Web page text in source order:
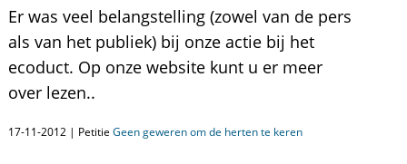
Er was veel belangstelling (zowel van de pers
als van het publiek) bij onze actie bij het
ecoduct. Op onze website kunt u er meer
over lezen..
17-11-2012 | Petitie Geen geweren om de herten te keren